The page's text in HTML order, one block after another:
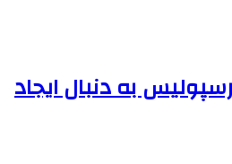
به دنبال ایجاد